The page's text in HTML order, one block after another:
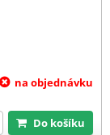
na objednávku
Do košíku